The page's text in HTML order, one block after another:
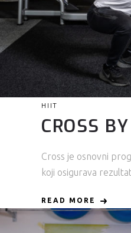
HIIT
CROSS
Cross je osnovni
koji osigurava
READ MORE